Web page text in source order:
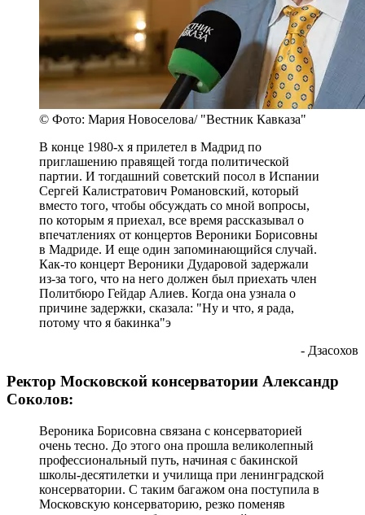
© Фото: Мария Новоселова/ "Вестник Кавказа"
В конце 1980-х я прилетел в Мадрид по
приглашению правящей тогда политической
партии. И тогдашний советский посол в Испании
Сергей Калистратович Романовский, который
вместо того, чтобы обсуждать со мной вопросы,
по которым я приехал, все время рассказывал о
впечатлениях от концертов Вероники Борисовны
в Мадриде. И еще один запоминающийся случай.
Как-то концерт Вероники Дударовой задержали
из-за того, что на него должен был приехать член
Политбюро Гейдар Алиев. Когда она узнала о
причине задержки, сказала: "Ну и что, я рада,
потому что я бакинка"э
- Дзасохов
Ректор Московской консерватории Александр
Соколов:
Вероника Борисовна связана с консерваторией
очень тесно. До этого она прошла великолепный
профессиональный путь, начиная с бакинской
школы-десятилетки и училища при ленинградской
консерватории. С таким багажом она поступила в
Московскую консерваторию, резко поменяв